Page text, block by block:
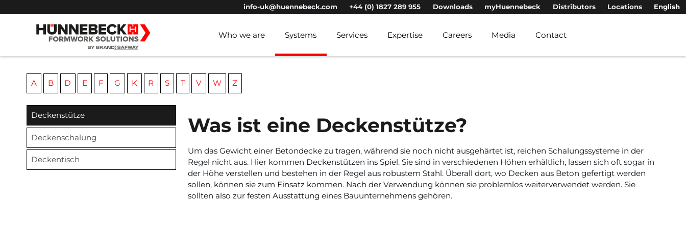
directly to page content
directly to main menu
info-uk@huennebeck.com +44 (0) 1827 289 955 Downloads myHuennebeck Distributors Locations English
Who we are Systems() Services Expertise Careers Media Contact
A B D E F G K R S T V W Z
Deckenstütze
Deckenschalung
Deckentisch
Was ist eine Deckenstütze?
Um das Gewicht einer Betondecke zu tragen, während sie noch nicht ausgehärtet ist, reichen Schalungssysteme in der
Regel nicht aus. Hier kommen Deckenstützen ins Spiel. Sie sind in verschiedenen Höhen erhältlich, lassen sich oft sogar in
der Höhe verstellen und bestehen in der Regel aus robustem Stahl. Überall dort, wo Decken aus Beton gefertigt werden
sollen, können sie zum Einsatz kommen. Nach der Verwendung können sie problemlos weiterverwendet werden. Sie
sollten also zur festen Ausstattung eines Bauunternehmens gehören.